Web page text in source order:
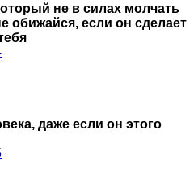
не в силах молчать
обижайся, если он сделает
даже если он этого